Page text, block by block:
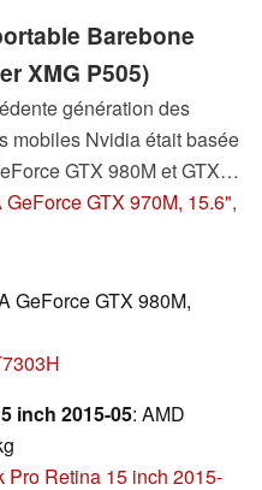
Barebone
XMG P505)
génération des
mobiles Nvidia était basée
GTX 980M et GTX
Quelles sont leurs
P651SE s'est
GTX 970M, 15.6",
GeForce GTX 980M,
inch 2015-05: AMD
Pro Retina 15 inch 2015-